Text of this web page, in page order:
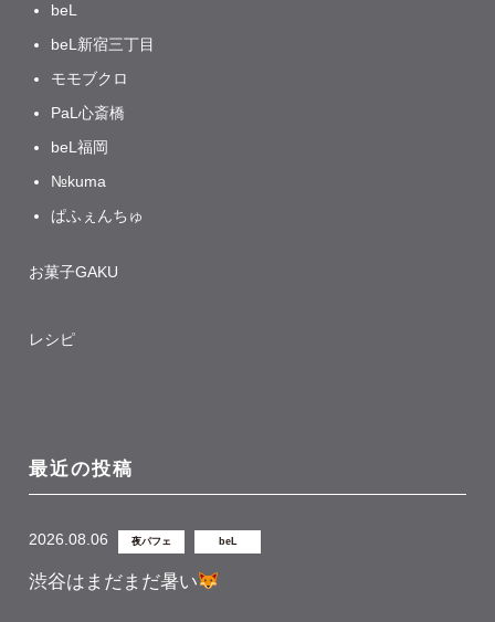
beL
beL新宿三丁目
モモブクロ
PaL心斎橋
beL福岡
№kuma
ぱふぇんちゅ
お菓子GAKU
レシピ
最近の投稿
2026.08.06 夜パフェ beL
渋谷はまだまだ暑い